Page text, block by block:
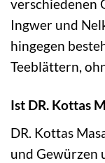
verschiedenen
Ingwer und
hingegen
Teeblättern,
Ist DR. Kottas
DR. Kottas
und Gewürzen